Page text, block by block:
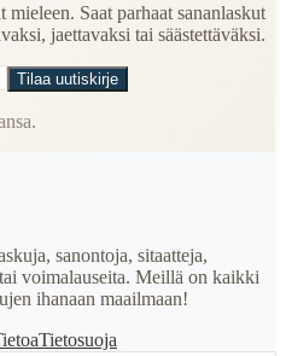
Saat parhaat sananlaskut
jaettavaksi tai säästettäväksi.
Tilaa uutiskirje
sanontoja, sitaatteja,
voimalauseita. Meillä on kaikki
ihanaan maailmaan!
Tietosuoja